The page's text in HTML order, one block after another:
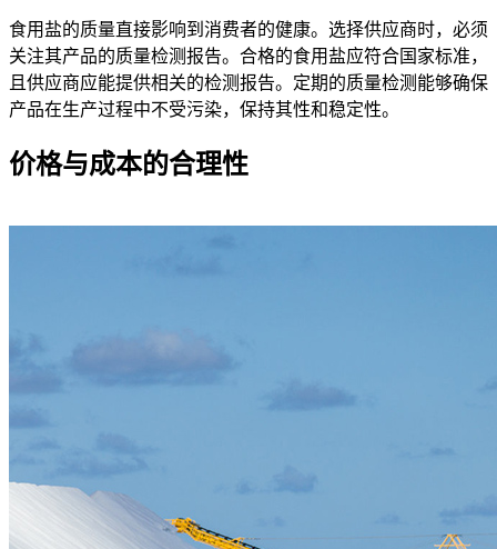
食用盐的质量直接影响到消费者的健康。选择供应商时，必须
关注其产品的质量检测报告。合格的食用盐应符合国家标准，
且供应商应能提供相关的检测报告。定期的质量检测能够确保
产品在生产过程中不受污染，保持其性和稳定性。
价格与成本的合理性